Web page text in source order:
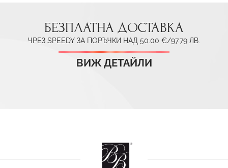
БЕЗПЛАТНА ДОСТАВКА
ЧРЕЗ SPEEDY ЗА ПОРЪЧКИ НАД 50.00 €/97.79 ЛВ.
ВИЖ ДЕТАЙЛИ